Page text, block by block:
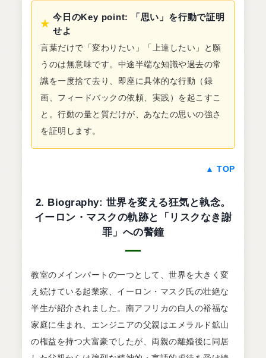
★
今日のKey point: 「思い」を行動で証明
せよ
言葉だけで「変わりたい」「上達したい」と願
うのは無意味です。中途半端な知識や過去の常
識を一度捨て去り、即座に具体的な行動（録
画、フィードバックの依頼、実践）を起こすこ
と。行動の量と質だけが、あなたの思いの強さ
を証明します。
▲ TOP
2. Biography: 世界を変える狂気と執念。
イーロン・マスクの軌跡と「リスクなき謝
罪」への警鐘
教室のメインパートの一つとして、世界を大きく変
え続けている起業家、イーロン・マスク氏の壮絶な
半生が紹介されました。南アフリカの白人の裕福な
家庭に生まれ、エンジニアの父親はエメラルド鉱山
の権益を持つ大富豪でしたが、両親の離婚後に同居